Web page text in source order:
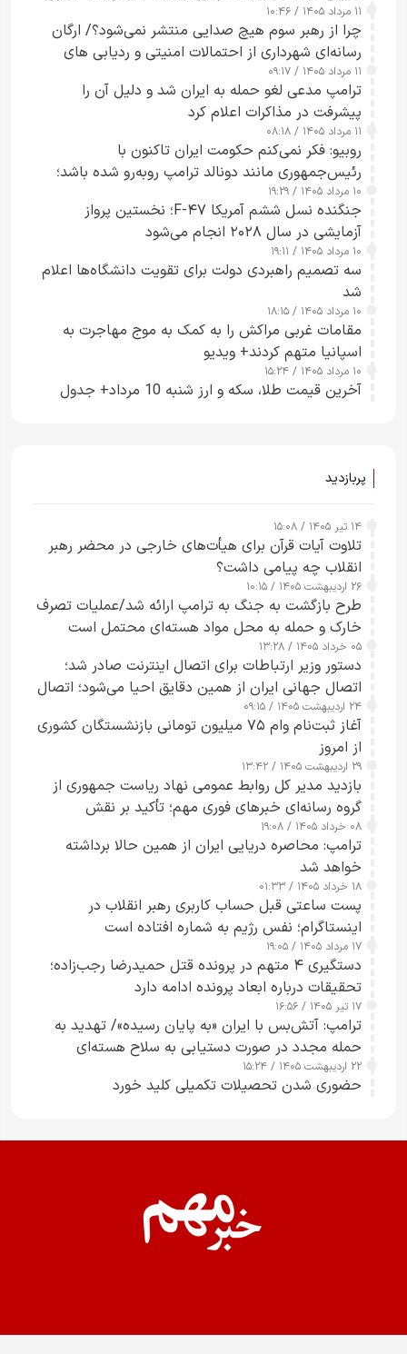
۱۱ مرداد ۱۴۰۵ / ۱۰:۴۶
چرا از رهبر سوم هیچ صدایی منتشر نمی‌شود؟/ ارگان
رسانه‌ای شهرداری از احتمالات امنیتی و ردیابی های
جاسوسی گفت
۱۱ مرداد ۱۴۰۵ / ۰۹:۱۷
ترامپ مدعی لغو حمله به ایران شد و دلیل آن را
پیشرفت در مذاکرات اعلام کرد
۱۱ مرداد ۱۴۰۵ / ۰۸:۱۸
روبیو: فکر نمی‌کنم حکومت ایران تاکنون با
رئیس‌جمهوری مانند دونالد ترامپ روبه‌رو شده باشد؛
کسی که واقعاً دست به اقدام می‌زند
۱۰ مرداد ۱۴۰۵ / ۱۹:۲۹
جنگنده نسل ششم آمریکا F-۴۷؛ نخستین پرواز
آزمایشی در سال ۲۰۲۸ انجام می‌شود
۱۰ مرداد ۱۴۰۵ / ۱۹:۱۱
سه تصمیم راهبردی دولت برای تقویت دانشگاه‌ها اعلام
شد
۱۰ مرداد ۱۴۰۵ / ۱۸:۱۵
مقامات غربی مراکش را به کمک به موج مهاجرت به
اسپانیا متهم کردند+ ویدیو
۱۰ مرداد ۱۴۰۵ / ۱۵:۲۴
آخرین قیمت طلا، سکه و ارز شنبه 10 مرداد+ جدول
پربازدید
۱۴ تیر ۱۴۰۵ / ۱۵:۰۸
تلاوت آیات قرآن برای هیأت‌های خارجی در محضر رهبر
انقلاب چه پیامی داشت؟
۲۶ اردیبهشت ۱۴۰۵ / ۱۰:۱۵
طرح‌ بازگشت به جنگ به ترامپ ارائه شد/عملیات تصرف
خارک و حمله به محل مواد هسته‌ای محتمل است
۰۵ خرداد ۱۴۰۵ / ۱۳:۲۸
دستور وزیر ارتباطات برای اتصال اینترنت صادر شد؛
اتصال جهانی ایران از همین دقایق احیا می‌شود؛ اتصال
کامل مردم تا ۲۴ ساعت آینده
۲۴ اردیبهشت ۱۴۰۵ / ۰۹:۱۵
آغاز ثبت‌نام وام ۷۵ میلیون تومانی بازنشستگان کشوری
از امروز
۲۹ اردیبهشت ۱۴۰۵ / ۱۳:۴۲
بازدید مدیر کل روابط عمومی نهاد ریاست جمهوری از
گروه رسانه‌ای خبرهای فوری مهم؛ تأکید بر نقش
رسانه‌های هوشمند و مسئول در ارتقای آگاهی عمومی
۰۸ خرداد ۱۴۰۵ / ۱۹:۰۸
ترامپ: محاصره دریایی ایران از همین حالا برداشته
خواهد شد
۱۸ خرداد ۱۴۰۵ / ۰۱:۳۳
پست ساعتی قبل حساب کاربری رهبر انقلاب در
اینستاگرام؛ نفس رژیم به شماره افتاده است​
۱۷ مرداد ۱۴۰۵ / ۱۹:۰۵
دستگیری ۴ متهم در پرونده قتل حمیدرضا رجب‌زاده؛
تحقیقات درباره ابعاد پرونده ادامه دارد
۱۷ تیر ۱۴۰۵ / ۱۶:۵۶
ترامپ: آتش‌بس با ایران «به پایان رسیده»/ تهدید به
حمله مجدد در صورت دستیابی به سلاح هسته‌ای
۲۲ اردیبهشت ۱۴۰۵ / ۱۵:۲۴
حضوری شدن تحصیلات تکمیلی کلید خورد